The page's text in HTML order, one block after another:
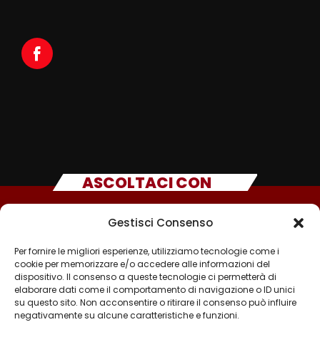
Gestisci Consenso
Per fornire le migliori esperienze, utilizziamo tecnologie come i
cookie per memorizzare e/o accedere alle informazioni del
dispositivo. Il consenso a queste tecnologie ci permetterà di
elaborare dati come il comportamento di navigazione o ID unici
su questo sito. Non acconsentire o ritirare il consenso può influire
negativamente su alcune caratteristiche e funzioni.
ASCOLTACI CON